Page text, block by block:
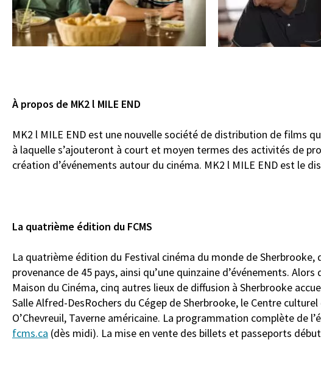
À propos de MK2 l MILE END
MK2 l MILE END est une nouvelle société de distribution de films
à laquelle s’ajouteront à court et moyen termes des activités de
création d’événements autour du cinéma. MK2 l MILE END est le
La quatrième édition du FCMS
La quatrième édition du Festival cinéma du monde de
provenance de 45 pays, ainsi qu’une quinzaine d’événements.
Maison du Cinéma, cinq autres lieux de diffusion à Sherbrooke
Salle Alfred-DesRochers du Cégep de Sherbrooke, le Centre
O’Chevreuil, Taverne américaine. La programmation complète de
fcms.ca (dès midi). La mise en vente des billets et passeports